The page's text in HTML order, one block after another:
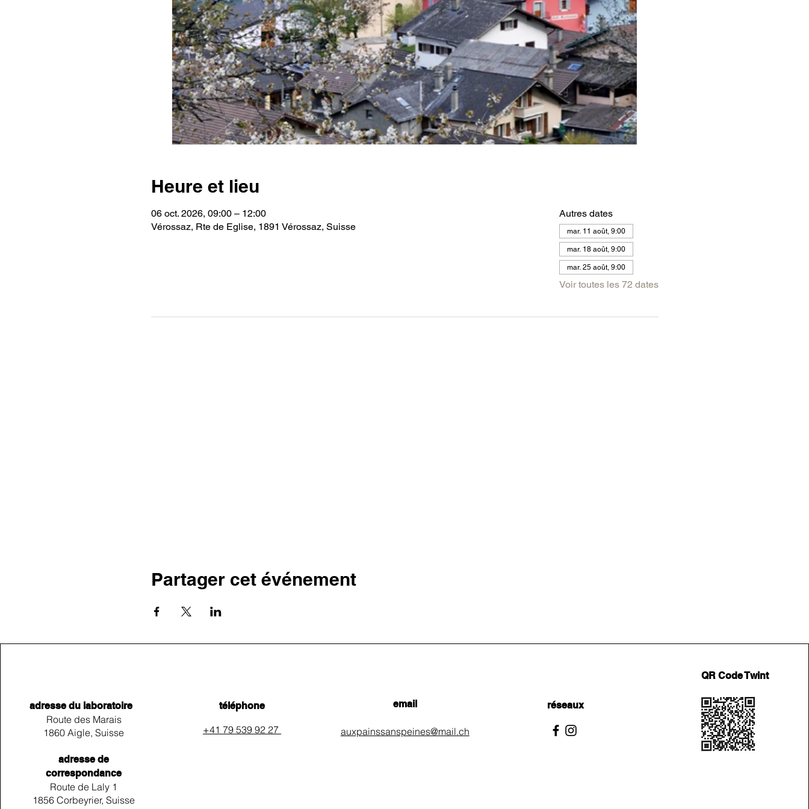
Heure et lieu
06 oct. 2026, 09:00 – 12:00
Vérossaz, Rte de Eglise, 1891 Vérossaz, Suisse
Autres dates
mar. 11 août, 9:00
mar. 18 août, 9:00
mar. 25 août, 9:00
Voir toutes les 72 dates
Partager cet événement
adresse du laboratoire
Route des Marais
1860 Aigle, Suisse
adresse de
correspondance
Route de Laly 1
1856 Corbeyrier, Suisse
téléphone
+41 79 539 92 27
email
auxpainssanspeines@mail.ch
réseaux
QR Code Twint